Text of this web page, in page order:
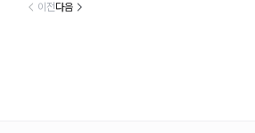
이전다음